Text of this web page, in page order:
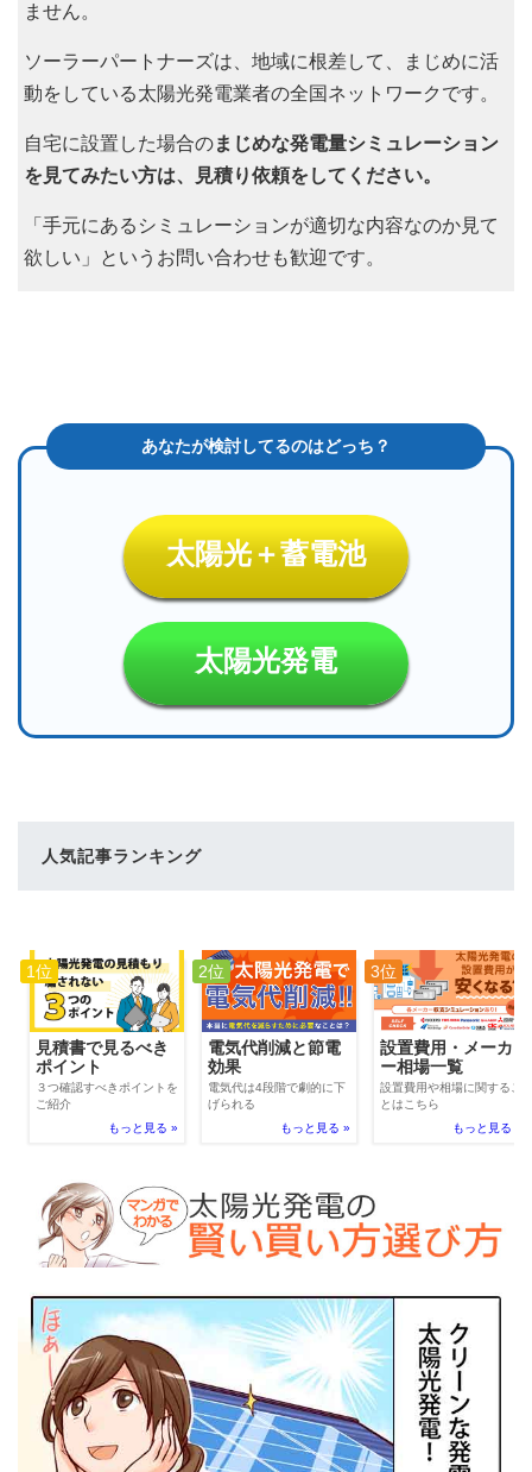
ません。
ソーラーパートナーズは、地域に根差して、まじめに活
動をしている太陽光発電業者の全国ネットワークです。
自宅に設置した場合のまじめな発電量シミュレーション
を見てみたい方は、見積り依頼をしてください。
「手元にあるシミュレーションが適切な内容なのか見て
欲しい」というお問い合わせも歓迎です。
太陽光＋蓄電池
太陽光発電
人気記事ランキング
1位
見積書で見るべき
ポイント
３つ確認すべきポイントを
ご紹介
もっと見る »
2位
電気代削減と節電
効果
電気代は4段階で劇的に下
げられる
もっと見る »
3位
設置費用・メーカ
ー相場一覧
設置費用や相場に関するこ
とはこちら
もっと見る »